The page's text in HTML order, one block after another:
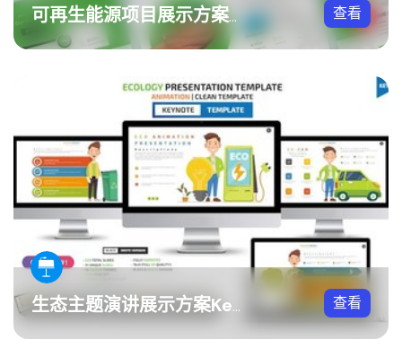
可再生能源项目展示方案PPT模板 查看
生态主题演讲展示方案Keynote模板 查看